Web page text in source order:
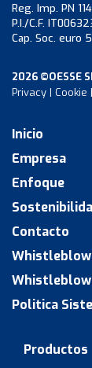
Reg. Imp. PN
P.I./C.F.
Cap. Soc. euro
2026 ©OESSE
Privacy | Cookie |
Inicio
Empresa
Enfoque
Contacto
Politica
Productos